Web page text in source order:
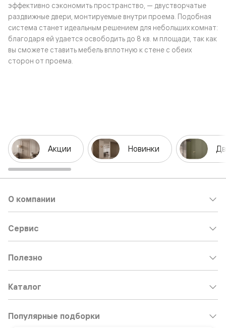
эффективно сэкономить пространство, — двустворчатые
раздвижные двери, монтируемые внутри проема. Подобная
система станет идеальным решением для небольших комнат:
благодаря ей удается освободить до 8 кв. м площади, так как
вы сможете ставить мебель вплотную к стене с обеих
сторон от проема.
Акции Новинки
О компании
Сервис
Полезно
Каталог
Популярные подборки